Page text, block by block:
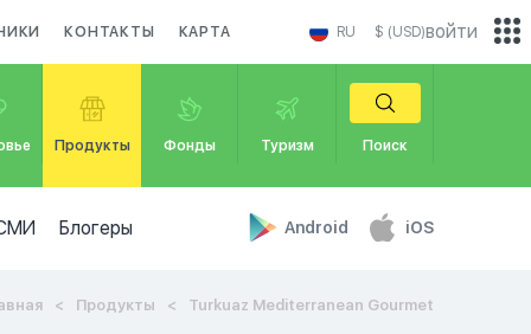
КОНТАКТЫ КАРТА RU $ (USD)
Продукты Фонды Туризм Поиск
Блогеры Android iOS
войти
Продукты Turkuaz Mediterranean Gourmet